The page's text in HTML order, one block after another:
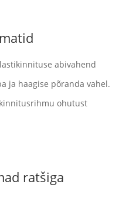
abivahend
ja haagise põranda vahel.
ohutust
ratšiga